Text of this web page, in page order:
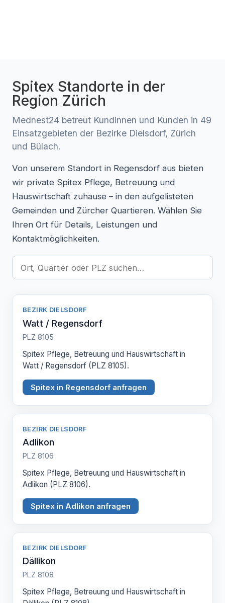
Spitex Standorte in der
Region Zürich
Mednest24 betreut Kundinnen und Kunden in 49
Einsatzgebieten der Bezirke Dielsdorf, Zürich
und Bülach.
Von unserem Standort in Regensdorf aus bieten
wir private Spitex Pflege, Betreuung und
Hauswirtschaft zuhause – in den aufgelisteten
Gemeinden und Zürcher Quartieren. Wählen Sie
Ihren Ort für Details, Leistungen und
Kontaktmöglichkeiten.
BEZIRK DIELSDORF
Watt / Regensdorf
PLZ 8105
Spitex Pflege, Betreuung und Hauswirtschaft in
Watt / Regensdorf (PLZ 8105).
Spitex in Regensdorf anfragen
BEZIRK DIELSDORF
Adlikon
PLZ 8106
Spitex Pflege, Betreuung und Hauswirtschaft in
Adlikon (PLZ 8106).
Spitex in Adlikon anfragen
BEZIRK DIELSDORF
Dällikon
PLZ 8108
Spitex Pflege, Betreuung und Hauswirtschaft in